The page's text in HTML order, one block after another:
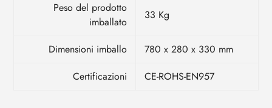
Peso del prodotto
imballato
33 Kg
Dimensioni imballo
780 x 280 x 330 mm
Certificazioni
CE-ROHS-EN957